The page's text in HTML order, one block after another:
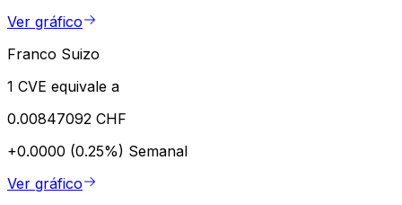
Ver gráfico
Franco Suizo
1 CVE equivale a
0.00847092 CHF
+0.0000 (0.25%) Semanal
Ver gráfico